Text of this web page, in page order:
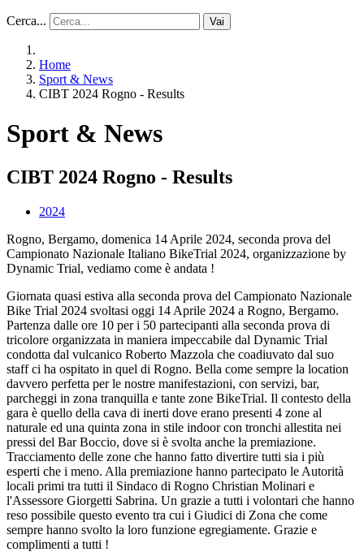
Cerca... Vai
Home
Sport & News
CIBT 2024 Rogno - Results
Sport & News
CIBT 2024 Rogno - Results
2024
Rogno, Bergamo, domenica 14 Aprile 2024, seconda prova del
Campionato Nazionale Italiano BikeTrial 2024, organizzazione by
Dynamic Trial, vediamo come è andata !
Giornata quasi estiva alla seconda prova del Campionato Nazionale
Bike Trial 2024 svoltasi oggi 14 Aprile 2024 a Rogno, Bergamo.
Partenza dalle ore 10 per i 50 partecipanti alla seconda prova di
tricolore organizzata in maniera impeccabile dal Dynamic Trial
condotta dal vulcanico Roberto Mazzola che coadiuvato dal suo
staff ci ha ospitato in quel di Rogno. Bella come sempre la location
davvero perfetta per le nostre manifestazioni, con servizi, bar,
parcheggi in zona tranquilla e tante zone BikeTrial. Il contesto della
gara è quello della cava di inerti dove erano presenti 4 zone al
naturale ed una quinta zona in stile indoor con tronchi allestita nei
pressi del Bar Boccio, dove si è svolta anche la premiazione.
Tracciamento delle zone che hanno fatto divertire tutti sia i più
esperti che i meno. Alla premiazione hanno partecipato le Autorità
locali primi tra tutti il Sindaco di Rogno Christian Molinari e
l'Assessore Giorgetti Sabrina. Un grazie a tutti i volontari che hanno
reso possibile questo evento tra cui i Giudici di Zona che come
sempre hanno svolto la loro funzione egregiamente. Grazie e
complimenti a tutti !